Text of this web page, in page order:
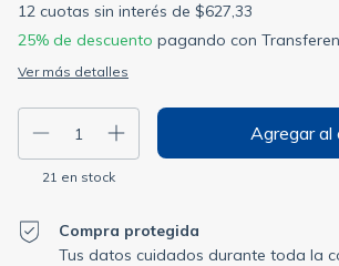
12 cuotas sin interés de $627,33
25% de descuento pagando con
Ver más detalles
21 en stock
Compra protegida
Tus datos cuidados durante toda la